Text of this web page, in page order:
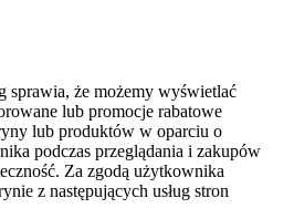
sprawia, że możemy wyświetlać
lub promocje rabatowe
lub produktów w oparciu o
podczas przeglądania i zakupów
Za zgodą użytkownika
z następujących usług stron